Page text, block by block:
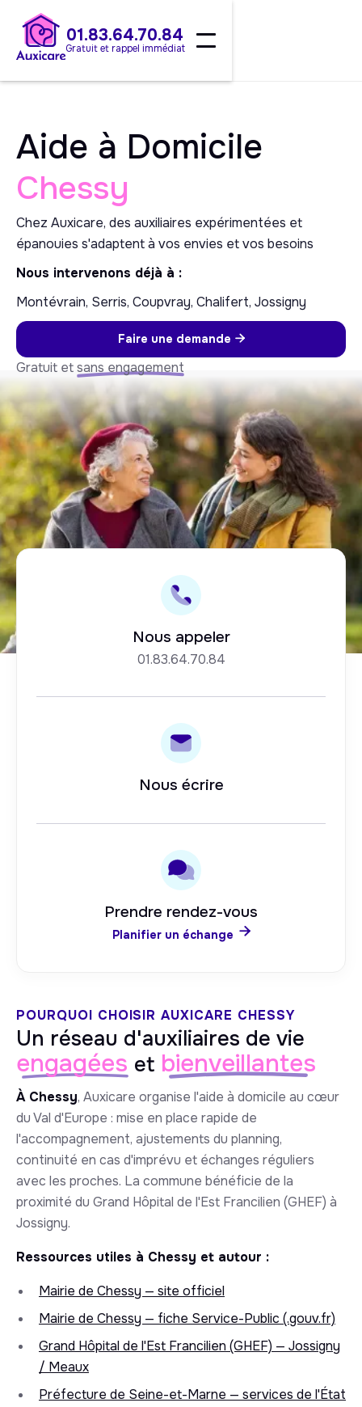
01.83.64.70.84
Gratuit et rappel immédiat
Aide à Domicile
Chessy
Chez Auxicare, des auxiliaires expérimentées et
épanouies s'adaptent à vos envies et vos besoins
Nous intervenons déjà à :
Montévrain, Serris, Coupvray, Chalifert, Jossigny
Faire une demande 
Gratuit etsans engagement
Nous appeler
01.83.64.70.84
Nous écrire
Prendre rendez-vous
Planifier un échange 
POURQUOI CHOISIR AUXICARE CHESSY
Un réseau d'auxiliaires de vie
engagées et bienveillantes
À Chessy, Auxicare organise l'aide à domicile au cœur
du Val d'Europe : mise en place rapide de
l'accompagnement, ajustements du planning,
continuité en cas d'imprévu et échanges réguliers
avec les proches. La commune bénéficie de la
proximité du Grand Hôpital de l'Est Francilien (GHEF) à
Jossigny.
Ressources utiles à Chessy et autour :
Mairie de Chessy — site officiel
Mairie de Chessy — fiche Service-Public (.gouv.fr)
Grand Hôpital de l'Est Francilien (GHEF) — Jossigny
/ Meaux
Préfecture de Seine-et-Marne — services de l'État